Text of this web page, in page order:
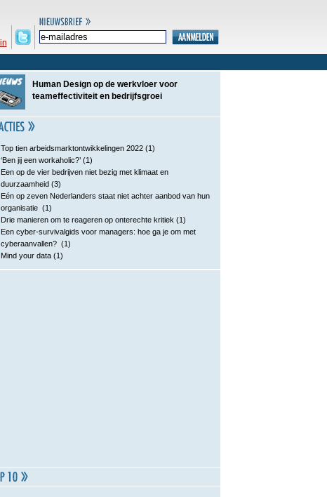
Human Design op de werkvloer voor
teameffectiviteit en bedrijfsgroei
Top tien arbeidsmarktontwikkelingen 2022 (1)
‘Ben jij een workaholic?’ (1)
Een op de vier bedrijven niet bezig met klimaat en
duurzaamheid (3)
Eén op zeven Nederlanders staat niet achter aanbod van hun
organisatie (1)
Drie manieren om te reageren op onterechte kritiek (1)
Een cyber-survivalgids voor managers: hoe ga je om met
cyberaanvallen? (1)
Mind your data (1)